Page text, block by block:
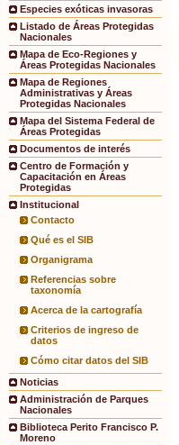
Especies exóticas invasoras
Listado de Áreas Protegidas
Nacionales
Mapa de Eco-Regiones y
Áreas Protegidas Nacionales
Mapa de Regiones
Administrativas y Áreas
Protegidas Nacionales
Mapa del Sistema Federal de
Áreas Protegidas
Documentos de interés
Centro de Formación y
Capacitación en Áreas
Protegidas
Institucional
Contacto
Qué es el SIB
Organigrama
Referencias sobre
taxonomía
Acerca de la cartografía
Criterios de ingreso de
datos
Cómo citar datos del SIB
Noticias
Administración de Parques
Nacionales
Biblioteca Perito Francisco P.
Moreno